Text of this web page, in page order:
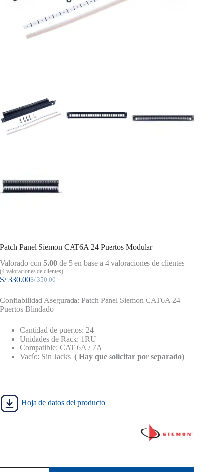
Patch Panel Siemon CAT6A 24 Puertos Modular
Valorado con 5.00 de 5 en base a 4 valoraciones de clientes
(4 valoraciones de clientes)
S/350.00
El
original
era:
S/330.00El
actual
es:
Confiabilidad Asegurada: Patch Panel Siemon CAT6A 24
Puertos Blindado
Cantidad de puertos: 24
Unidades de Rack: 1RU
Compatible: CAT 6A / 7A
Vacío: Sin Jacks ( Hay que solicitar por separado)
Hoja de datos del producto